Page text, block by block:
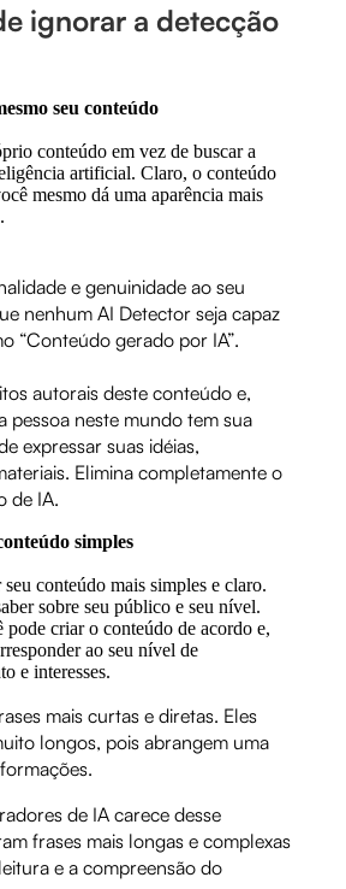
ignorar a detecção
seu conteúdo
conteúdo em vez de buscar a
artificial. Claro, o conteúdo
mesmo dá uma aparência mais
e genuinidade ao seu
nenhum AI Detector seja capaz
“Conteúdo gerado por IA”.
autorais deste conteúdo e,
pessoa neste mundo tem sua
expressar suas idéias,
Elimina completamente o
de IA.
simples
seu conteúdo mais simples e claro.
sobre seu público e seu nível.
pode criar o conteúdo de acordo e,
ao seu nível de
e interesses.
mais curtas e diretas. Eles
longos, pois abrangem uma
de IA carece desse
frases mais longas e complexas
e a compreensão do